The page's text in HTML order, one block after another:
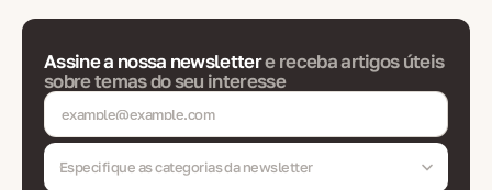
Assine a nossa newslettere receba artigos úteis
sobre temas do seu interesse
Especifique as categorias da newsletter